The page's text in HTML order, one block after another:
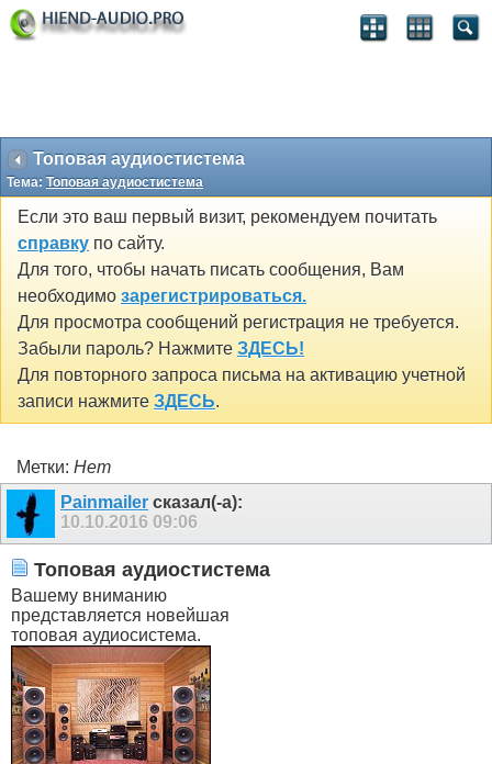
Топовая аудиостистема
Тема: Топовая аудиостистема
Если это ваш первый визит, рекомендуем почитать
справку по сайту.
Для того, чтобы начать писать сообщения, Вам
необходимо зарегистрироваться.
Для просмотра сообщений регистрация не требуется.
Забыли пароль? Нажмите ЗДЕСЬ!
Для повторного запроса письма на активацию учетной
записи нажмите ЗДЕСЬ.
Метки: Нет
Painmailer сказал(-а):
10.10.2016 09:06
Топовая аудиостистема
Вашему вниманию
представляется новейшая
топовая аудиосистема.